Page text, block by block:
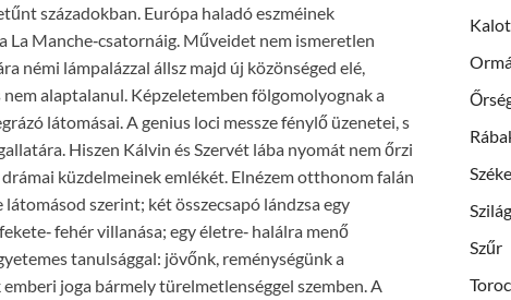
századokban. Európa haladó eszméinek
Manche‑csatornáig. Műveidet nem ismeretlen
némi lámpalázzal állsz majd új közönséged elé,
alaptalanul. Képzeletemben fölgomolyognak a
látomásai. A genius loci messze fénylő üzenetei, s
Hiszen Kálvin és Szervét lába nyomát nem őrzi
küzdelmeinek emlékét. Elnézem otthonom falán
szerint; két összecsapó lándzsa egy
fehér villanása; egy életre‑ halálra menő
tanulsággal: jövőnk, reménységünk a
joga bármely türelmetlenséggel szemben. A
Szűr